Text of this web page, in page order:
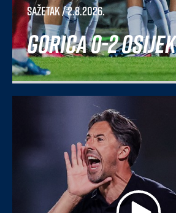
Sažetak/ 2.8.2026.
Gorica 0-2 Osijek